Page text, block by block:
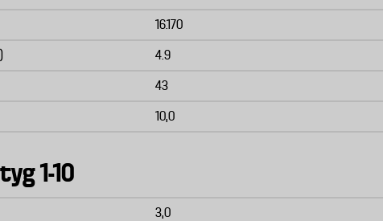
16.170
4.9
43
10,0
1-10
3,0